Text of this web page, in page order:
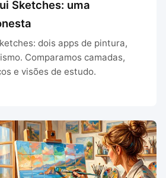
Sketches: uma
dois apps de pintura,
Comparamos camadas,
e visões de estudo.